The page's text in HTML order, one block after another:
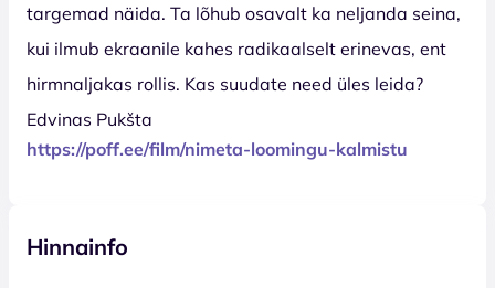
targemad näida. Ta lõhub osavalt ka neljanda seina,
kui ilmub ekraanile kahes radikaalselt erinevas, ent
hirmnaljakas rollis. Kas suudate need üles leida?
Edvinas Pukšta
https://poff.ee/film/nimeta-loomingu-kalmistu
Hinnainfo